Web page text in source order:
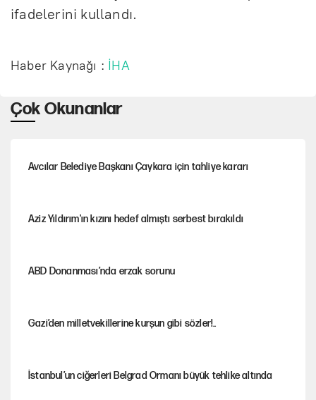
ifadelerini kullandı.
Haber Kaynağı : İHA
Çok Okunanlar
Avcılar Belediye Başkanı Çaykara için tahliye kararı
Aziz Yıldırım'ın kızını hedef almıştı serbest bırakıldı
ABD Donanması’nda erzak sorunu
Gazi’den milletvekillerine kurşun gibi sözler!..
İstanbul’un ciğerleri Belgrad Ormanı büyük tehlike altında